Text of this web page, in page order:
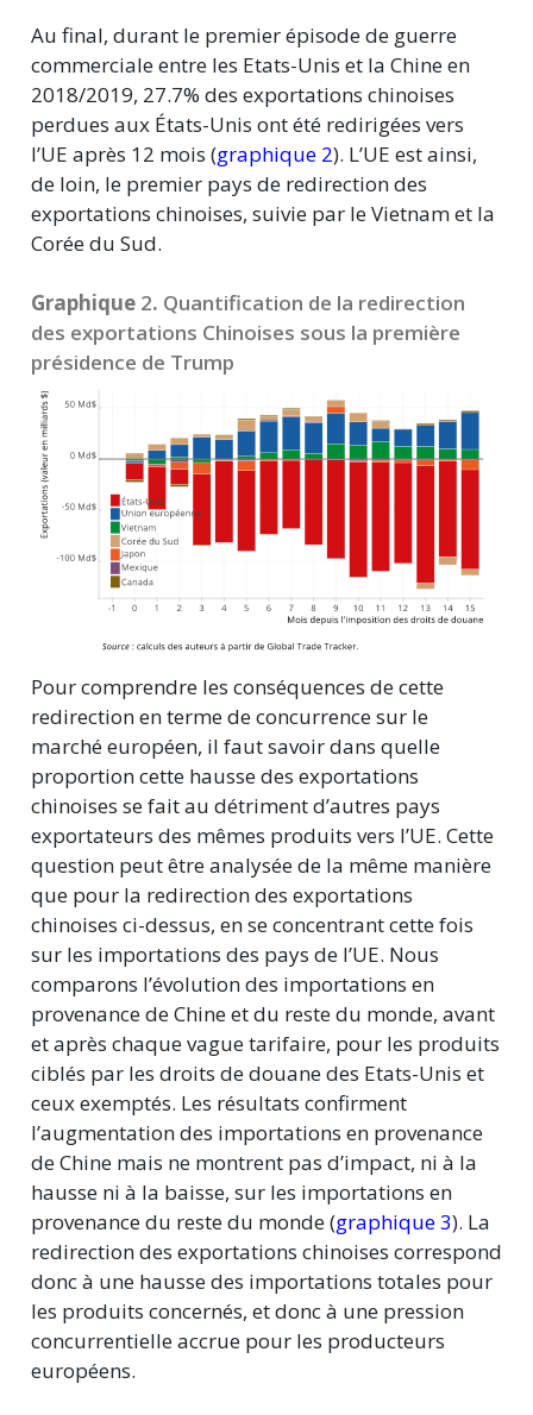
Au final, durant le premier épisode de guerre
commerciale entre les Etats-Unis et la Chine en
2018/2019, 27.7% des exportations chinoises
perdues aux États-Unis ont été redirigées vers
l’UE après 12 mois (graphique 2). L’UE est ainsi,
de loin, le premier pays de redirection des
exportations chinoises, suivie par le Vietnam et la
Corée du Sud.
Graphique2. Quantification de la redirection
des exportations Chinoises sous la première
présidence de Trump
Pour comprendre les conséquences de cette
redirection en terme de concurrence sur le
marché européen, il faut savoir dans quelle
proportion cette hausse des exportations
chinoises se fait au détriment d’autres pays
exportateurs des mêmes produits vers l’UE. Cette
question peut être analysée de la même manière
que pour la redirection des exportations
chinoises ci-dessus, en se concentrant cette fois
sur les importations des pays de l’UE. Nous
comparons l’évolution des importations en
provenance de Chine et du reste du monde, avant
et après chaque vague tarifaire, pour les produits
ciblés par les droits de douane des Etats-Unis et
ceux exemptés. Les résultats confirment
l’augmentation des importations en provenance
de Chine mais ne montrent pas d’impact, ni à la
hausse ni à la baisse, sur les importations en
provenance du reste du monde (graphique 3). La
redirection des exportations chinoises correspond
donc à une hausse des importations totales pour
les produits concernés, et donc à une pression
concurrentielle accrue pour les producteurs
européens.